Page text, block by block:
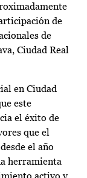
de
de
Ciudad Real
en Ciudad
este
el éxito de
que el
el año
herramienta